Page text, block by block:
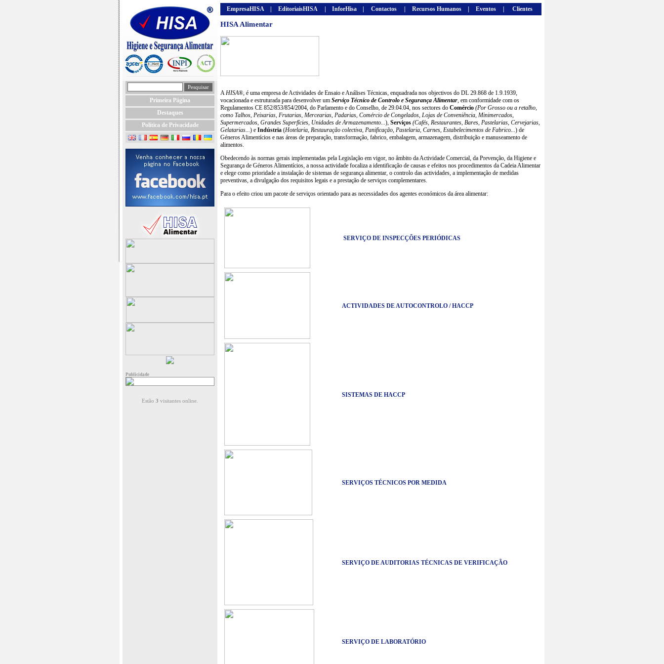
Primeira Página
Destaques
Política de Privacidade
Publicidade
Estão 3 visitantes online.
EmpresaHISA EditoriaisHISA InforHisa Contactos Recursos Humanos Eventos Clientes
HISA Alimentar
A HISA® é uma empresa de Actividades de Ensaio e Análises Técnicas, enquadrada nos objectivos do DL 29.868 de 1.9.1939,
vocacionada e estruturada para desenvolver um Serviço Técnico de Controlo e Segurança Alimentar , em conformidade com os
Regulamentos CE 852/853/854/2004, do Parlamento e do Conselho, de 29.04.04, nos sectores do Comércio (Por Grosso ou a retalho,
como Talhos, Peixarias, Frutarias, Mercearias, Padarias, Comércio de Congelados, Lojas de Conveniência, Minimercados,
Supermercados, Grandes Superfícies, Unidades de Armazenamento..
.), Serviços (Cafés, Restaurantes, Bares, Pastelarias, Cervejarias,
Gelatarias... ) e Indústria (Hotelaria, Restauração colectiva, Panificação, Pastelaria, Carnes, Estabelecimentos de Fabrico... ) de
Géneros Alimentícios e nas áreas de preparação, transformação, fabrico, embalagem, armazenagem, distribuição e manuseamento de
alimentos.
Obedecendo às normas gerais implementadas pela Legislação em vigor, no âmbito da Actividade Comercial, da Prevenção, da Higiene e
Segurança de Géneros Alimentícios, a nossa actividade focaliza a identificação de causas e efeitos nos procedimentos da Cadeia Alimentar
e elege como prioridade a instalação de sistemas de segurança alimentar, o controlo das actividades, a implementação de medidas
preventivas, a divulgação dos requisitos legais e a prestação de serviços complementares.
Para o efeito criou um pacote de serviços orientado para as necessidades dos agentes económicos da área alimentar:
SERVIÇO DE INSPECÇÕES PERIÓDICAS
ACTIVIDADES DE AUTOCONTROLO / HACCP
SISTEMAS DE HACCP
SERVIÇOS TÉCNICOS POR MEDIDA
SERVIÇO DE AUDITORIAS TÉCNICAS DE VERIFICAÇÃO
SERVIÇO DE LABORATÓRIO